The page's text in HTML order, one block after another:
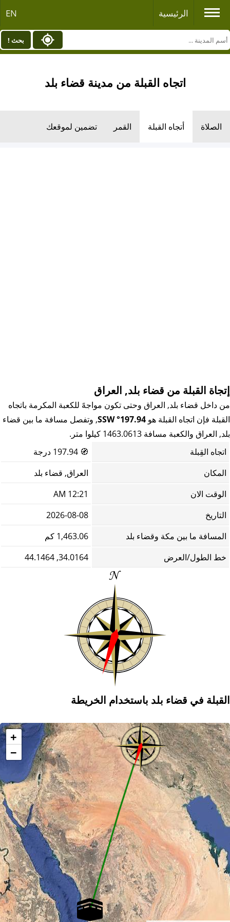
الرئيسية EN
بحث !
اتجاه القبلة من مدينة قضاء بلد
الصلاة أتجاه القبلة القمر تضمين لموقعك
إتجاة القبلة من قضاء بلد, العراق
من داخل قضاء بلد, العراق وحتى تكون مواجهً للكعبة المكرمة باتجاه
القبلة فإن اتجاه القبلة هو 197.94° SSW
, وتفصل مسافة ما بين قضاء
بلد, العراق والكعبة مسافة 1463.0613 كيلوا متر.
اتجاه القِبلة
🧭
المكان
العراق, قضاء بلد
الوقت الان
12:21 AM
التاريخ
2026-08-08
المسافة ما بين مكة وقضاء بلد
1,463.06 كم
خط الطول/العرض
34.0164, 44.1464
القبلة في قضاء بلد باستخدام الخريطة
+
−